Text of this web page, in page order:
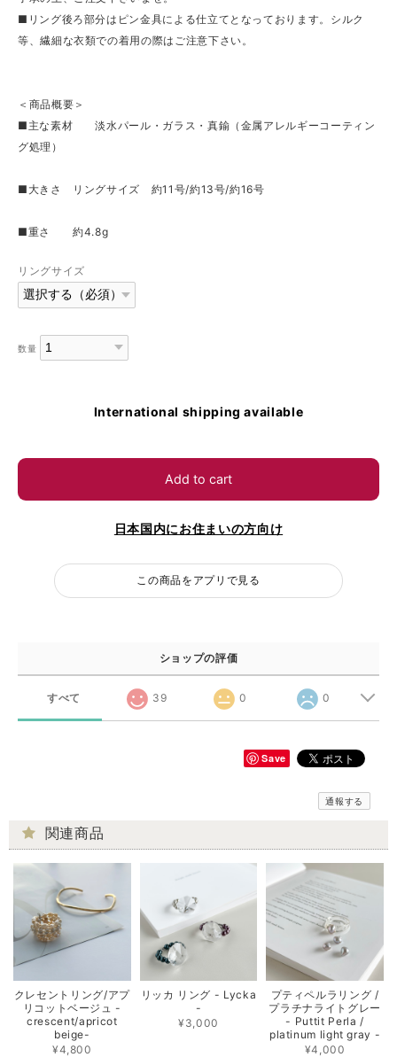
■リング後ろ部分はピン金具による仕立てとなっております。シルク
等、繊細な衣類での着用の際はご注意下さい。
＜商品概要＞
■主な素材 淡水パール・ガラス・真鍮（金属アレルギーコーティン
グ処理）
■大きさ リングサイズ 約11号/約13号/約16号
■重さ 約4.8g
リングサイズ
数量
International shipping available
Add to cart
日本国内にお住まいの方向け
この商品をアプリで見る
ショップの評価
すべて 39 0 0
Save
通報する
関連商品
クレセントリング/アプ
リコットベージュ -
crescent/apricot
beige-
¥4,800
リッカ リング - Lycka
-
¥3,000
プティペルラリング /
プラチナライトグレー
- Puttit Perla /
platinum light gray -
¥4,000